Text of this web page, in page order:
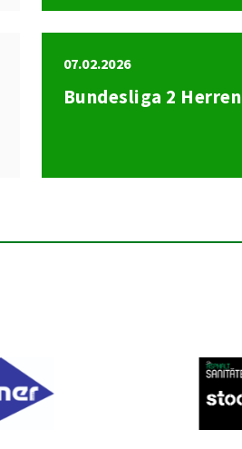
07.02.2026
Bundesliga 2 Herren